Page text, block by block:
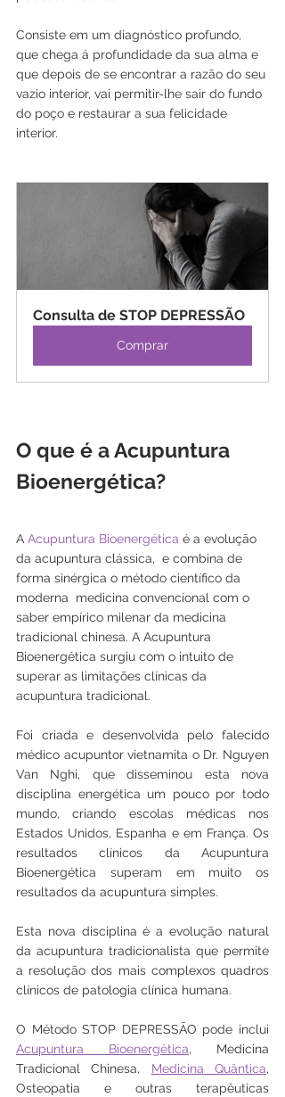
Consiste em um diagnóstico profundo,
que chega á profundidade da sua alma e
que depois de se encontrar a razão do seu
vazio interior, vai permitir-lhe sair do fundo
do poço e restaurar a sua felicidade
interior.
Consulta de STOP DEPRESSÃO
Comprar
O que é a Acupuntura
Bioenergética?
A Acupuntura Bioenergética é a evolução
da acupuntura clássica,  e combina de
forma sinérgica o método científico da
moderna  medicina convencional com o
saber empírico milenar da medicina
tradicional chinesa. A Acupuntura
Bioenergética surgiu com o intuito de
superar as limitações clínicas da
acupuntura tradicional.
Foi criada e desenvolvida pelo falecido
médico acupuntor vietnamita o Dr. Nguyen
Van Nghi, que disseminou esta nova
disciplina energética um pouco por todo
mundo, criando escolas médicas nos
Estados Unidos, Espanha e em França. Os
resultados clínicos da Acupuntura
Bioenergética superam em muito os
resultados da acupuntura simples.
Esta nova disciplina é a evolução natural
da acupuntura tradicionalista que permite
a resolução dos mais complexos quadros
clínicos de patologia clínica humana.
Acupuntura Bioenergética, Medicina
Tradicional Chinesa, Medicina Quântica,
Osteopatia e outras terapêuticas